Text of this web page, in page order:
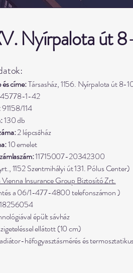
Nyírpalota út
és címe:Társasház, 1156. Nyírpalota út 8-
1-42
91158/114
130 db
2 lépcsőház
10 emelet
11715007-20342300
1152 Szentmihályi út 131. Pólus Center)
Insurance Group Biztosító Zrt.
a 06/1-477-4800 telefonszámon )
épült sávház
ellátott (10 cm)
hőfogyasztásmérés és